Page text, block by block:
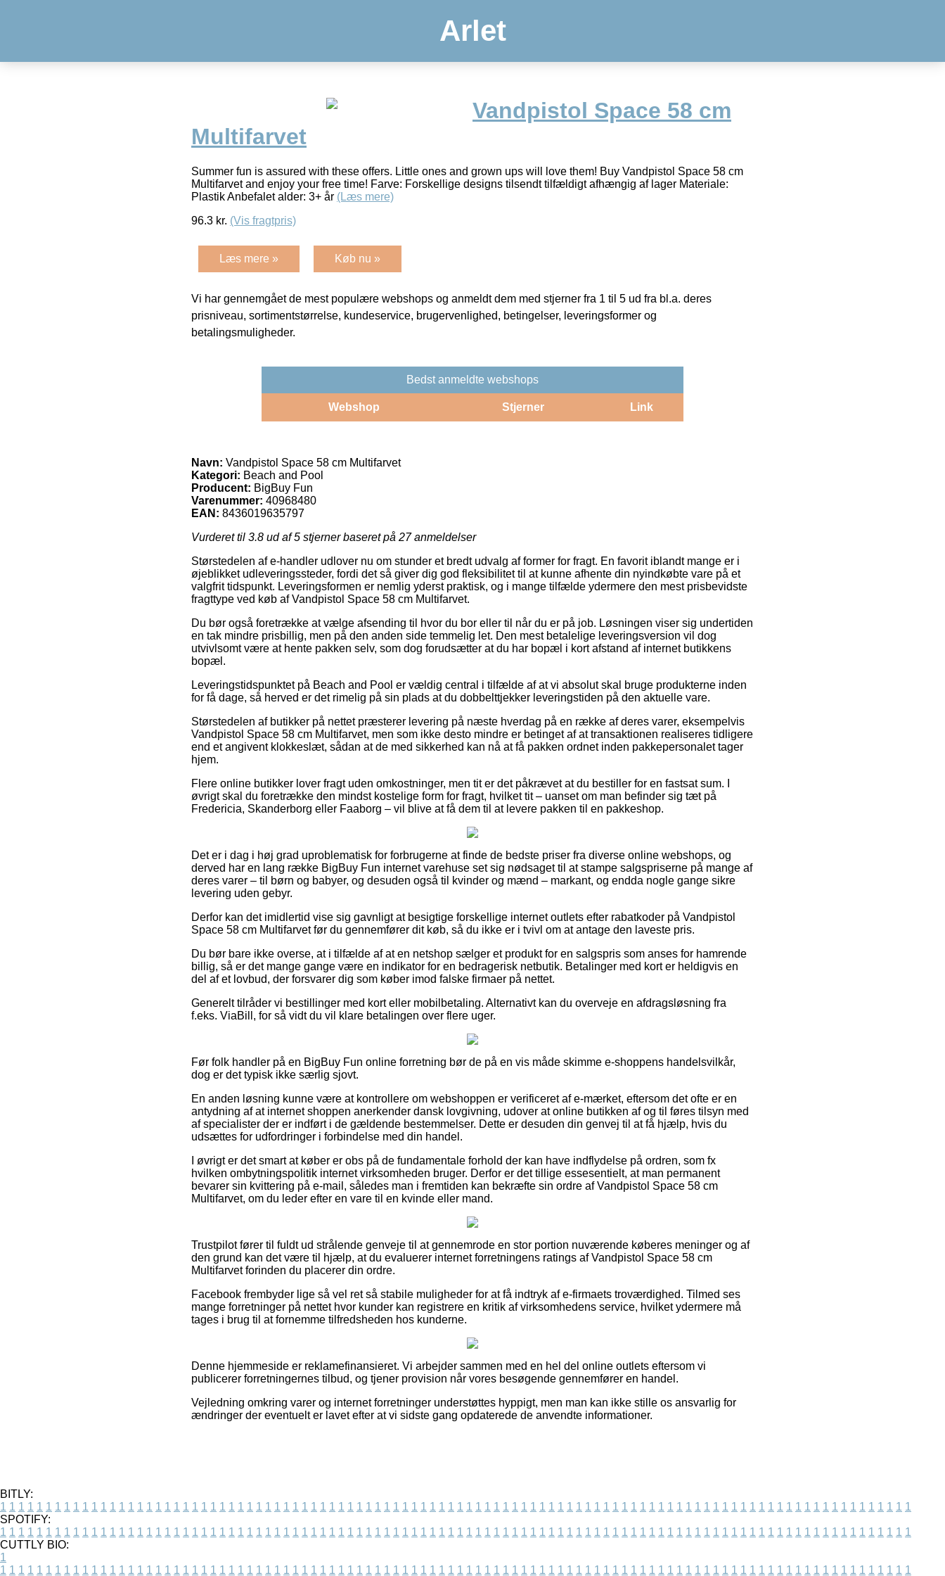
Arlet
Vandpistol Space 58 cm
Multifarvet
Summer fun is assured with these offers. Little ones and grown ups will love them! Buy Vandpistol Space 58 cm
Multifarvet and enjoy your free time! Farve: Forskellige designs tilsendt tilfældigt afhængig af lager Materiale:
Plastik Anbefalet alder: 3+ år (Læs mere)
96.3 kr. (Vis fragtpris)
Læs mere » Køb nu »
Vi har gennemgået de mest populære webshops og anmeldt dem med stjerner fra 1 til 5 ud fra bl.a. deres
prisniveau, sortimentstørrelse, kundeservice, brugervenlighed, betingelser, leveringsformer og
betalingsmuligheder.
Bedst anmeldte webshops
Webshop Stjerner Link
Navn: Vandpistol Space 58 cm Multifarvet
Kategori: Beach and Pool
Producent: BigBuy Fun
Varenummer: 40968480
EAN: 8436019635797
Vurderet til 3.8 ud af 5 stjerner baseret på 27anmeldelser
Størstedelen af e-handler udlover nu om stunder et bredt udvalg af former for fragt. En favorit iblandt mange er i
øjeblikket udleveringssteder, fordi det så giver dig god fleksibilitet til at kunne afhente din nyindkøbte vare på et
valgfrit tidspunkt. Leveringsformen er nemlig yderst praktisk, og i mange tilfælde ydermere den mest prisbevidste
fragttype ved køb af Vandpistol Space 58 cm Multifarvet.
Du bør også foretrække at vælge afsending til hvor du bor eller til når du er på job. Løsningen viser sig undertiden
en tak mindre prisbillig, men på den anden side temmelig let. Den mest betalelige leveringsversion vil dog
utvivlsomt være at hente pakken selv, som dog forudsætter at du har bopæl i kort afstand af internet butikkens
bopæl.
Leveringstidspunktet på Beach and Pool er vældig central i tilfælde af at vi absolut skal bruge produkterne inden
for få dage, så herved er det rimelig på sin plads at du dobbelttjekker leveringstiden på den aktuelle vare.
Størstedelen af butikker på nettet præsterer levering på næste hverdag på en række af deres varer, eksempelvis
Vandpistol Space 58 cm Multifarvet, men som ikke desto mindre er betinget af at transaktionen realiseres tidligere
end et angivent klokkeslæt, sådan at de med sikkerhed kan nå at få pakken ordnet inden pakkepersonalet tager
hjem.
Flere online butikker lover fragt uden omkostninger, men tit er det påkrævet at du bestiller for en fastsat sum. I
øvrigt skal du foretrække den mindst kostelige form for fragt, hvilket tit – uanset om man befinder sig tæt på
Fredericia, Skanderborg eller Faaborg – vil blive at få dem til at levere pakken til en pakkeshop.
Det er i dag i høj grad uproblematisk for forbrugerne at finde de bedste priser fra diverse online webshops, og
derved har en lang række BigBuy Fun internet varehuse set sig nødsaget til at stampe salgspriserne på mange af
deres varer – til børn og babyer, og desuden også til kvinder og mænd – markant, og endda nogle gange sikre
levering uden gebyr.
Derfor kan det imidlertid vise sig gavnligt at besigtige forskellige internet outlets efter rabatkoder på Vandpistol
Space 58 cm Multifarvet før du gennemfører dit køb, så du ikke er i tvivl om at antage den laveste pris.
Du bør bare ikke overse, at i tilfælde af at en netshop sælger et produkt for en salgspris som anses for hamrende
billig, så er det mange gange være en indikator for en bedragerisk netbutik. Betalinger med kort er heldigvis en
del af et lovbud, der forsvarer dig som køber imod falske firmaer på nettet.
Generelt tilråder vi bestillinger med kort eller mobilbetaling. Alternativt kan du overveje en afdragsløsning fra
f.eks. ViaBill, for så vidt du vil klare betalingen over flere uger.
Før folk handler på en BigBuy Fun online forretning bør de på en vis måde skimme e-shoppens handelsvilkår,
dog er det typisk ikke særlig sjovt.
En anden løsning kunne være at kontrollere om webshoppen er verificeret af e-mærket, eftersom det ofte er en
antydning af at internet shoppen anerkender dansk lovgivning, udover at online butikken af og til føres tilsyn med
af specialister der er indført i de gældende bestemmelser. Dette er desuden din genvej til at få hjælp, hvis du
udsættes for udfordringer i forbindelse med din handel.
I øvrigt er det smart at køber er obs på de fundamentale forhold der kan have indflydelse på ordren, som fx
hvilken ombytningspolitik internet virksomheden bruger. Derfor er det tillige essesentielt, at man permanent
bevarer sin kvittering på e-mail, således man i fremtiden kan bekræfte sin ordre af Vandpistol Space 58 cm
Multifarvet, om du leder efter en vare til en kvinde eller mand.
Trustpilot fører til fuldt ud strålende genveje til at gennemrode en stor portion nuværende køberes meninger og af
den grund kan det være til hjælp, at du evaluerer internet forretningens ratings af Vandpistol Space 58 cm
Multifarvet forinden du placerer din ordre.
Facebook frembyder lige så vel ret så stabile muligheder for at få indtryk af e-firmaets troværdighed. Tilmed ses
mange forretninger på nettet hvor kunder kan registrere en kritik af virksomhedens service, hvilket ydermere må
tages i brug til at fornemme tilfredsheden hos kunderne.
Denne hjemmeside er reklamefinansieret. Vi arbejder sammen med en hel del online outlets eftersom vi
publicerer forretningernes tilbud, og tjener provision når vores besøgende gennemfører en handel.
Vejledning omkring varer og internet forretninger understøttes hyppigt, men man kan ikke stille os ansvarlig for
ændringer der eventuelt er lavet efter at vi sidste gang opdaterede de anvendte informationer.
BITLY:
1 1 1 1 1 1 1 1 1 1 1 1 1 1 1 1 1 1 1 1 1 1 1 1 1 1 1 1 1 1 1 1 1 1 1 1 1 1 1 1 1 1 1 1 1 1 1 1 1 1 1 1 1 1 1 1 1 1 1 1 1 1 1 1 1 1 1 1 1 1 1 1 1 1 1 1 1 1 1 1 1 1 1 1 1 1 1 1 1 1 1 1 1 1 1 1 1 1 1 1
SPOTIFY:
1 1 1 1 1 1 1 1 1 1 1 1 1 1 1 1 1 1 1 1 1 1 1 1 1 1 1 1 1 1 1 1 1 1 1 1 1 1 1 1 1 1 1 1 1 1 1 1 1 1 1 1 1 1 1 1 1 1 1 1 1 1 1 1 1 1 1 1 1 1 1 1 1 1 1 1 1 1 1 1 1 1 1 1 1 1 1 1 1 1 1 1 1 1 1 1 1 1 1 1
CUTTLY BIO:
1
1 1 1 1 1 1 1 1 1 1 1 1 1 1 1 1 1 1 1 1 1 1 1 1 1 1 1 1 1 1 1 1 1 1 1 1 1 1 1 1 1 1 1 1 1 1 1 1 1 1 1 1 1 1 1 1 1 1 1 1 1 1 1 1 1 1 1 1 1 1 1 1 1 1 1 1 1 1 1 1 1 1 1 1 1 1 1 1 1 1 1 1 1 1 1 1 1 1 1 1